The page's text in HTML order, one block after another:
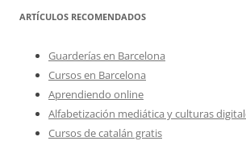
ARTÍCULOS RECOMENDADOS
Guarderías en Barcelona
Cursos en Barcelona
Aprendiendo online
Alfabetización mediática y culturas
Cursos de catalán gratis